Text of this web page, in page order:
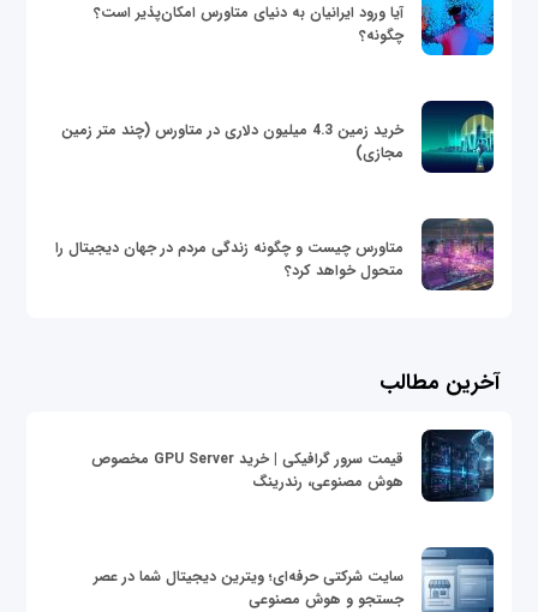
آیا ورود ایرانیان به دنیای متاورس امکان‌پذیر است؟
چگونه؟
خرید زمین 4.3 میلیون دلاری در متاورس (چند متر زمین
مجازی)
متاورس چیست و چگونه زندگی مردم در جهان دیجیتال را
متحول خواهد کرد؟
آخرین مطالب
قیمت سرور گرافیکی | خرید GPU Server مخصوص
هوش مصنوعی، رندرینگ
سایت شرکتی حرفه‌ای؛ ویترین دیجیتال شما در عصر
جستجو و هوش مصنوعی